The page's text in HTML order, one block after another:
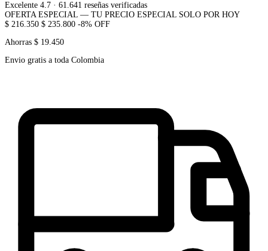
Excelente 4.7 · 61.641 reseñas verificadas
OFERTA ESPECIAL — TU PRECIO ESPECIAL SOLO POR HOY
$ 216.350 $ 235.800 -8% OFF
Ahorras $ 19.450
Envio gratis a toda Colombia